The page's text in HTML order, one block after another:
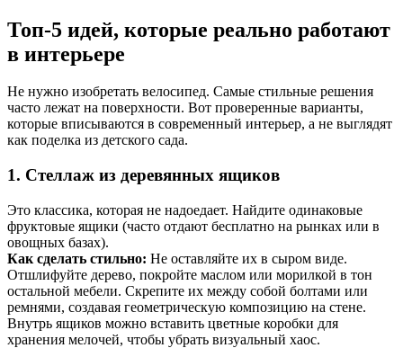
Топ-5 идей, которые реально работают
в интерьере
Не нужно изобретать велосипед. Самые стильные решения
часто лежат на поверхности. Вот проверенные варианты,
которые вписываются в современный интерьер, а не выглядят
как поделка из детского сада.
1. Стеллаж из деревянных ящиков
Это классика, которая не надоедает. Найдите одинаковые
фруктовые ящики (часто отдают бесплатно на рынках или в
овощных базах).
Как сделать стильно: Не оставляйте их в сыром виде.
Отшлифуйте дерево, покройте маслом или морилкой в тон
остальной мебели. Скрепите их между собой болтами или
ремнями, создавая геометрическую композицию на стене.
Внутрь ящиков можно вставить цветные коробки для
хранения мелочей, чтобы убрать визуальный хаос.